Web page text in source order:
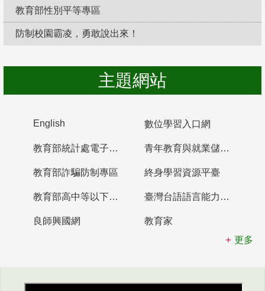
教育部性別平等專區
防制校園霸凌，勇敢說出來！
主題網站
English 數位學習入口網
教育部統計處電子書櫃 青年教育與就業儲蓄帳戶
教育部詐騙防制專區 終身學習資源平臺
教育部高中等以下學校及幼兒園教師資格檢定考試 臺灣台語語言能力認證網站
良師興國網
教育家
更多